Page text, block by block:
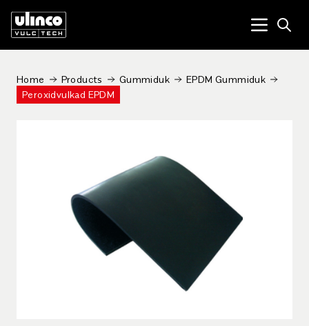
Menu
Home Products Gummiduk
EPDM Gummiduk
Peroxidvulkad EPDM